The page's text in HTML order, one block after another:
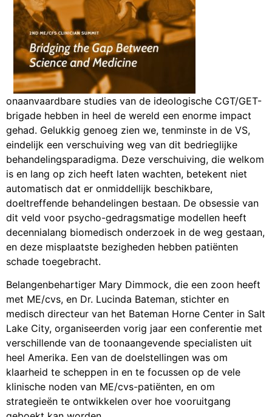
onaanvaardbare studies van de ideologische CGT/GET-
brigade hebben in heel de wereld een enorme impact
gehad. Gelukkig genoeg zien we, tenminste in de VS,
eindelijk een verschuiving weg van dit bedrieglijke
behandelingsparadigma. Deze verschuiving, die welkom
is en lang op zich heeft laten wachten, betekent niet
automatisch dat er onmiddellijk beschikbare,
doeltreffende behandelingen bestaan. De obsessie van
dit veld voor psycho-gedragsmatige modellen heeft
decennialang biomedisch onderzoek in de weg gestaan,
en deze misplaatste bezigheden hebben patiënten
schade toegebracht.
Belangenbehartiger Mary Dimmock, die een zoon heeft
met ME/cvs, en Dr. Lucinda Bateman, stichter en
medisch directeur van het Bateman Horne Center in Salt
Lake City, organiseerden vorig jaar een conferentie met
verschillende van de toonaangevende specialisten uit
heel Amerika. Een van de doelstellingen was om
klaarheid te scheppen in en te focussen op de vele
klinische noden van ME/cvs-patiënten, en om
strategieën te ontwikkelen over hoe vooruitgang